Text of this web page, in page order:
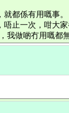
都係有用嘅事。
止一次，咁大
我做啲冇用嘅都